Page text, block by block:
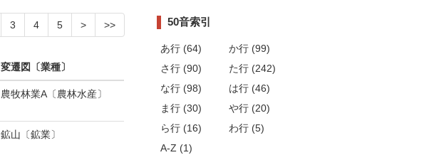
3 4 5 > >>
変遷図〔業種〕
農牧林業A〔農林水産〕
鉱山〔鉱業〕
50音索引
あ行 (64)
か行 (99)
さ行 (90)
た行 (242)
な行 (98)
は行 (46)
ま行 (30)
や行 (20)
ら行 (16)
わ行 (5)
A-Z (1)